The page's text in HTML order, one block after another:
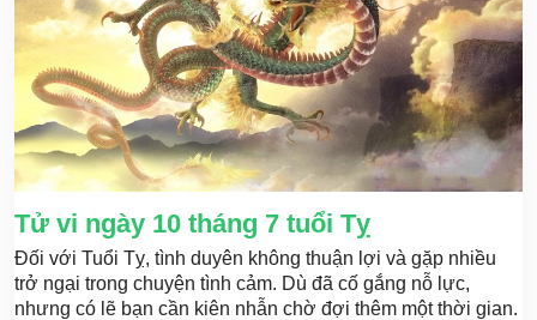
Tử vi ngày 10 tháng 7 tuổi Tỵ
Đối với Tuổi Tỵ, tình duyên không thuận lợi và gặp nhiều
trở ngại trong chuyện tình cảm. Dù đã cố gắng nỗ lực,
nhưng có lẽ bạn cần kiên nhẫn chờ đợi thêm một thời gian.